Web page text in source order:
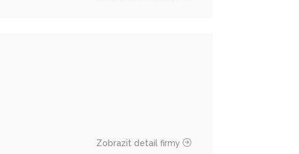
Zobrazit detail firmy